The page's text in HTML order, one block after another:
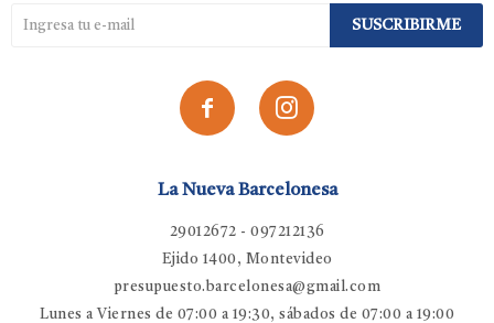
La Nueva Barcelonesa
29012672 - 097212136
Ejido 1400, Montevideo
presupuesto.barcelonesa@gmail.com
Lunes a Viernes de 07:00 a 19:30, sábados de 07:00 a 19:00
SUSCRIBIRME
 